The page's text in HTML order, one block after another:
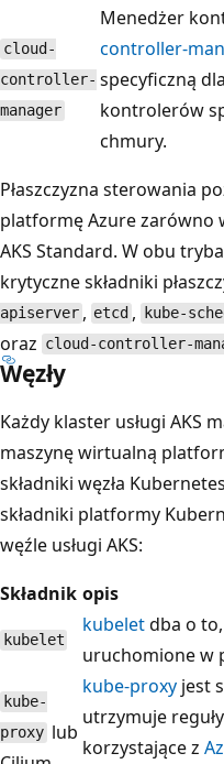
cloud-
controller-
manager
Menedżer
controller-
specyficzną
kontrolerów
chmury.
Płaszczyzna sterowania
platformę Azure zarówno
AKS Standard. W obu
krytyczne składniki
apiserver , etcd , kube-
oraz cloud-controller-
Węzły
Każdy klaster usługi AKS
maszynę wirtualną
składniki węzła
składniki platformy
węźle usługi AKS:
Składnik opis
kubelet
kubeletdba o
uruchomione w
kube-
proxy lub
kube-proxy jest
utrzymuje
korzystające z